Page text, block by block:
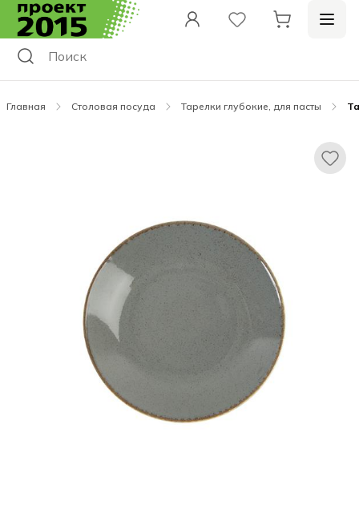
Главная Столовая посуда Тарелки глубокие, для пасты